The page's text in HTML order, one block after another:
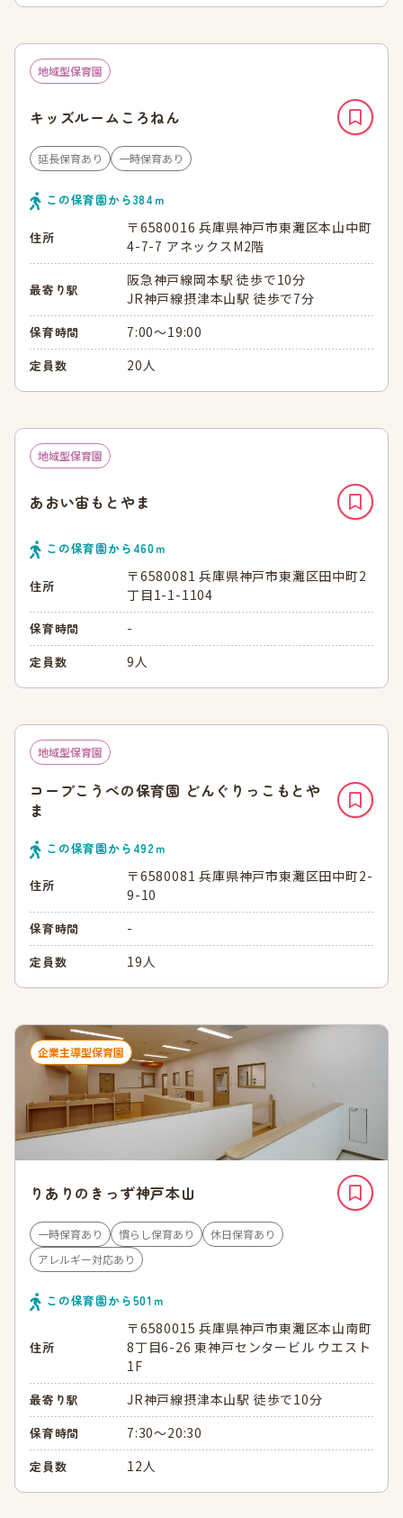
地域型保育園
キッズルームころねん
延長保育あり 一時保育あり
この保育園から384 ｍ
住所
〒6580016 兵庫県神戸市東灘区本山中町
4-7-7 アネックスM2階
最寄り駅
阪急神戸線岡本駅 徒歩で10分
JR神戸線摂津本山駅 徒歩で7分
保育時間 7:00～19:00
定員数 20人
地域型保育園
あおい宙もとやま
この保育園から 460ｍ
住所
〒6580081 兵庫県神戸市東灘区田中町2
丁目1-1-1104
保育時間 -
定員数 9人
地域型保育園
コープこうべの保育園 どんぐりっこもとや
ま
この保育園から 492ｍ
住所
〒6580081 兵庫県神戸市東灘区田中町2-
9-10
保育時間 -
定員数 19人
企業主導型保育園
りありのきっず神戸本山
一時保育あり 慣らし保育あり
休日保育あり
アレルギー対応あり
この保育園から501 ｍ
住所
〒6580015 兵庫県神戸市東灘区本山南町
8丁目6-26 東神戸センタービル ウエスト
1F
最寄り駅 JR神戸線摂津本山駅 徒歩で10分
保育時間 7:30～20:30
定員数 12人